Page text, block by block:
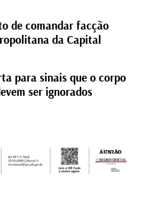
de comandar facção
da Capital
para sinais que o corpo
ser ignorados